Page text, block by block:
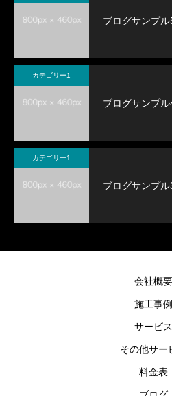
ブログサンプル
カテゴリー1
ブログサンプル
カテゴリー1
ブログサンプル
会社概要
施工事例
サービス
その他サー
料金表